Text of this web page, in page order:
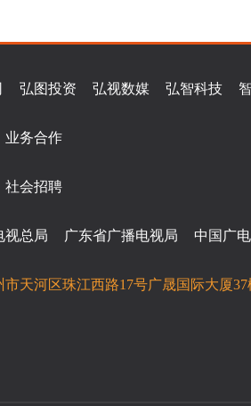
弘图投资 弘视数媒 弘智科技
业务合作
社会招聘
视总局 广东省广播电视局 中国广电
市天河区珠江西路17号广晟国际大厦37